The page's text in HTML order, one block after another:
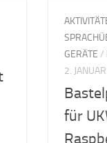
GERÄTE /
2.
für